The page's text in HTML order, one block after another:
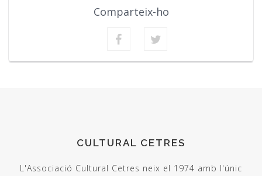
Comparteix-ho
CULTURAL CETRES
L'Associació Cultural Cetres neix el 1974 amb l'únic